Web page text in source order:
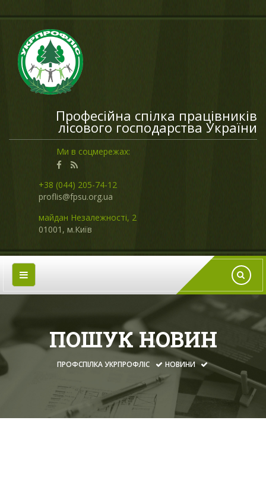
Професійна спілка працівників
лісового господарства України
Ми в соцмережах:
+38 (044) 205-74-12
proflis@fpsu.org.ua
майдан Незалежності, 2
01001, м.Київ
ПОШУК НОВИН
ПРОФСПІЛКА УКРПРОФЛІС НОВИНИ